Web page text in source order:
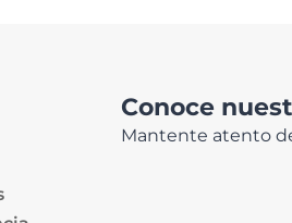
Conoce
Mantente atento